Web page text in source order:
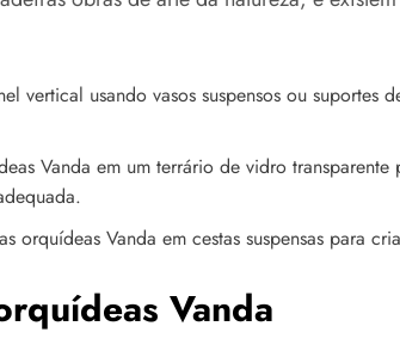
vertical usando vasos suspensos ou suportes
Vanda em um terrário de vidro
orquídeas Vanda em cestas suspensas
Vanda